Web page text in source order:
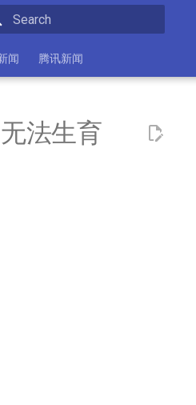
闻 腾讯新闻
法生育